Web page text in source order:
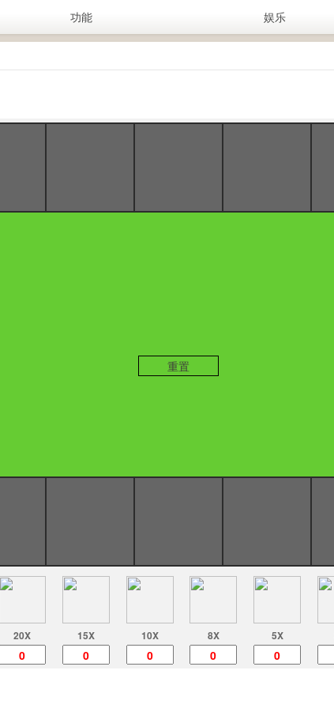
功能 娱乐
重置
20X 15X 10X 8X 5X